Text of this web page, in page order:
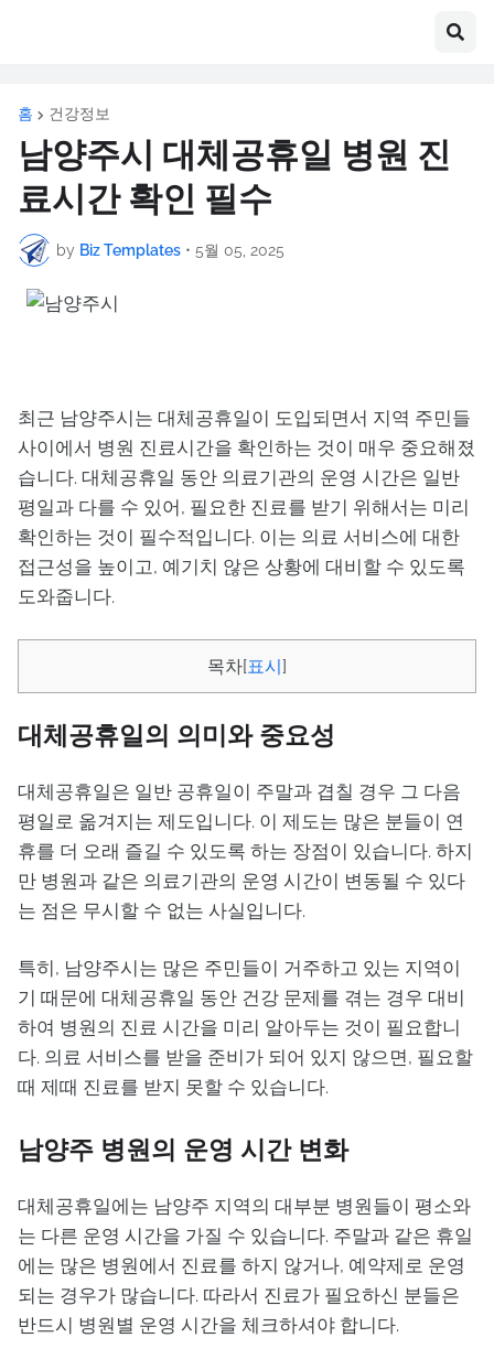
홈 건강정보
남양주시 대체공휴일 병원 진
료시간 확인 필수
by Biz Templates • 5월 05, 2025
최근 남양주시는 대체공휴일이 도입되면서 지역 주민들
사이에서 병원 진료시간을 확인하는 것이 매우 중요해졌
습니다. 대체공휴일 동안 의료기관의 운영 시간은 일반
평일과 다를 수 있어, 필요한 진료를 받기 위해서는 미리
확인하는 것이 필수적입니다. 이는 의료 서비스에 대한
접근성을 높이고, 예기치 않은 상황에 대비할 수 있도록
도와줍니다.
목차[표시]
대체공휴일의 의미와 중요성
대체공휴일은 일반 공휴일이 주말과 겹칠 경우 그 다음
평일로 옮겨지는 제도입니다. 이 제도는 많은 분들이 연
휴를 더 오래 즐길 수 있도록 하는 장점이 있습니다. 하지
만 병원과 같은 의료기관의 운영 시간이 변동될 수 있다
는 점은 무시할 수 없는 사실입니다.
특히, 남양주시는 많은 주민들이 거주하고 있는 지역이
기 때문에 대체공휴일 동안 건강 문제를 겪는 경우 대비
하여 병원의 진료 시간을 미리 알아두는 것이 필요합니
다. 의료 서비스를 받을 준비가 되어 있지 않으면, 필요할
때 제때 진료를 받지 못할 수 있습니다.
남양주 병원의 운영 시간 변화
대체공휴일에는 남양주 지역의 대부분 병원들이 평소와
는 다른 운영 시간을 가질 수 있습니다. 주말과 같은 휴일
에는 많은 병원에서 진료를 하지 않거나, 예약제로 운영
되는 경우가 많습니다. 따라서 진료가 필요하신 분들은
반드시 병원별 운영 시간을 체크하셔야 합니다.